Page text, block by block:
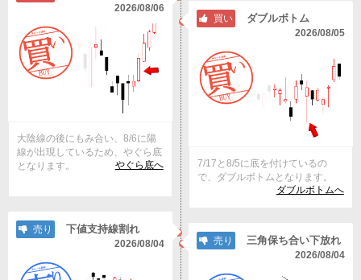
2026/08/06
大陰線の後にもみ合い、8/6に陽
線が出現しているため、やぐら底
となります。
やぐら底へ
買い ダブルボトム
2026/08/05
7/17と8/5に底を付けているの
で、ダブルボトムとなります。
ダブルボトムへ
売り 下値支持線割れ
2026/08/04 売り 三角保ち合い下放れ
2026/08/04